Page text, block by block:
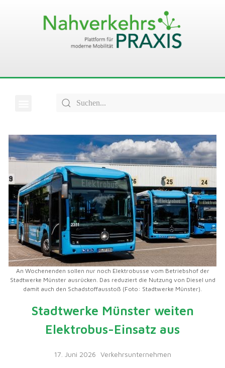
An Wochenenden sollen nur noch Elektrobusse vom Betriebshof der
Stadtwerke Münster ausrücken. Das reduziert die Nutzung von Diesel und
damit auch den Schadstoffausstoß (Foto: Stadtwerke Münster).
Stadtwerke Münster weiten
Elektrobus-Einsatz aus
17. Juni 2026 Verkehrsunternehmen